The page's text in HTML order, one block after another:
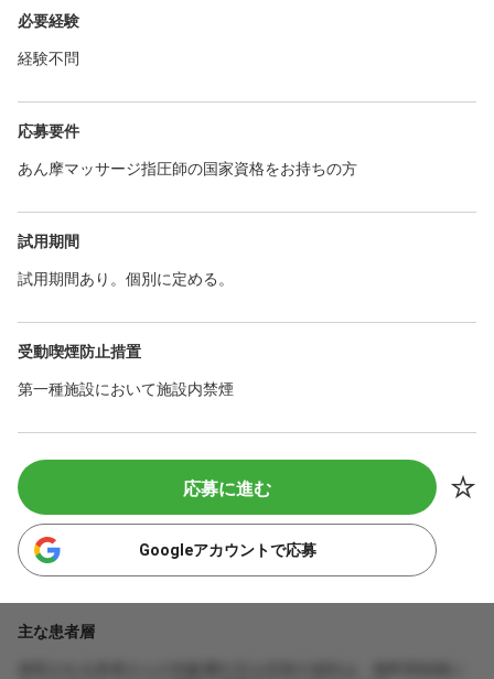
必要経験
経験不問
応募要件
あん摩マッサージ指圧師の国家資格をお持ちの方
試用期間
試用期間あり。個別に定める。
受動喫煙防止措置
第一種施設において施設内禁煙
応募に進む
Googleアカウントで応募
主な患者層